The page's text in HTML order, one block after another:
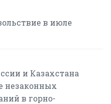
в июле
и Казахстана
незаконных
в горно-